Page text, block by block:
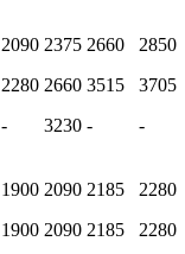
2090
2280
-
2375
2660
3230
2660
3515
-
2850
3705
-
1900
1900
2090
2090
2185
2185
2280
2280